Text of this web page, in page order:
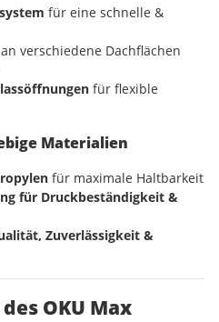
für eine schnelle &
an verschiedene Dachflächen
für flexible
Materialien
für maximale Haltbarkeit
für Druckbeständigkeit &
Zuverlässigkeit &
OKU Max